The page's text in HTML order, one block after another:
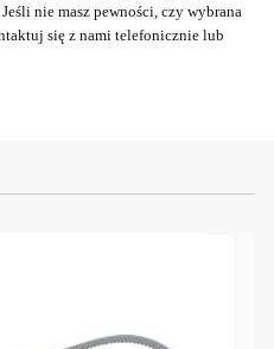
nie masz pewności, czy wybrana
się z nami telefonicznie lub